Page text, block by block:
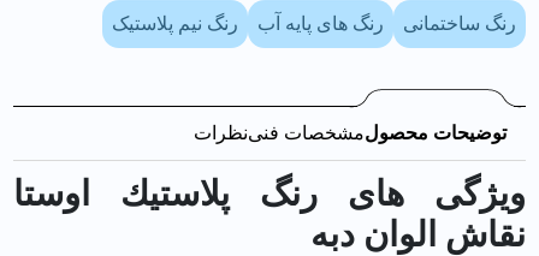
رنگ ساختمانی رنگ های پایه آب رنگ نیم پلاستیک
توضیحات محصولمشخصات فنینظرات
ویژگی های رنگ پلاستيك اوستا
نقاش الوان دبه